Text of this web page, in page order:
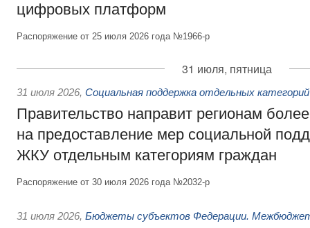
цифровых платформ
Распоряжение от 25 июля 2026 года №1966-р
31 июля, пятница
31 июля 2026, Социальная поддержка отдельных
Правительство направит регионам
на предоставление мер социальной
ЖКУ отдельным категориям граждан
Распоряжение от 30 июля 2026 года №2032-р
31 июля 2026, Бюджеты субъектов Федерации.